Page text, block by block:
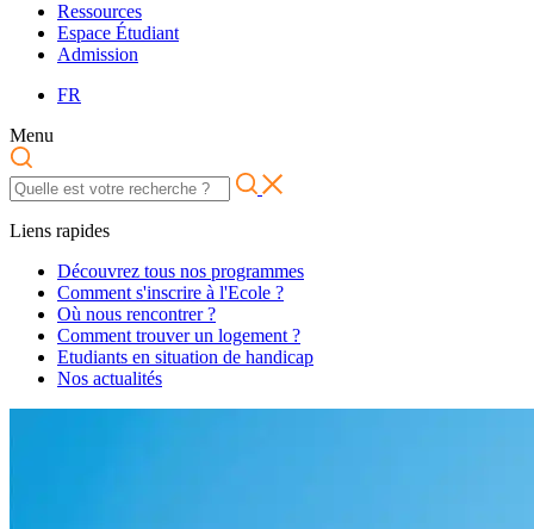
Ressources
Espace Étudiant
Admission
FR
Menu
Liens rapides
Découvrez tous nos programmes
Comment s'inscrire à l'Ecole ?
Où nous rencontrer ?
Comment trouver un logement ?
Etudiants en situation de handicap
Nos actualités